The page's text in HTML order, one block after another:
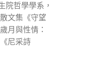
院哲學學系，
文集《守望
月與性情：
尼采詩